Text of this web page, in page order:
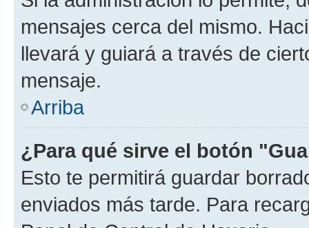
mensajes cerca del mismo.
llevará y guiará a través de
mensaje.
Arriba
¿Para qué sirve el botón
Esto te permitirá guardar
enviados más tarde. Para